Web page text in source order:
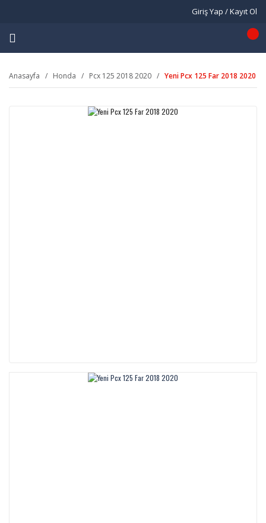
Giriş Yap / Kayıt Ol
Anasayfa Honda Pcx 125 2018 2020 Yeni Pcx 125 Far 2018 2020